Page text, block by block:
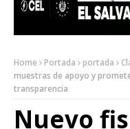
Home Portada portada
muestras de apoyo y
transparencia
Nuevo